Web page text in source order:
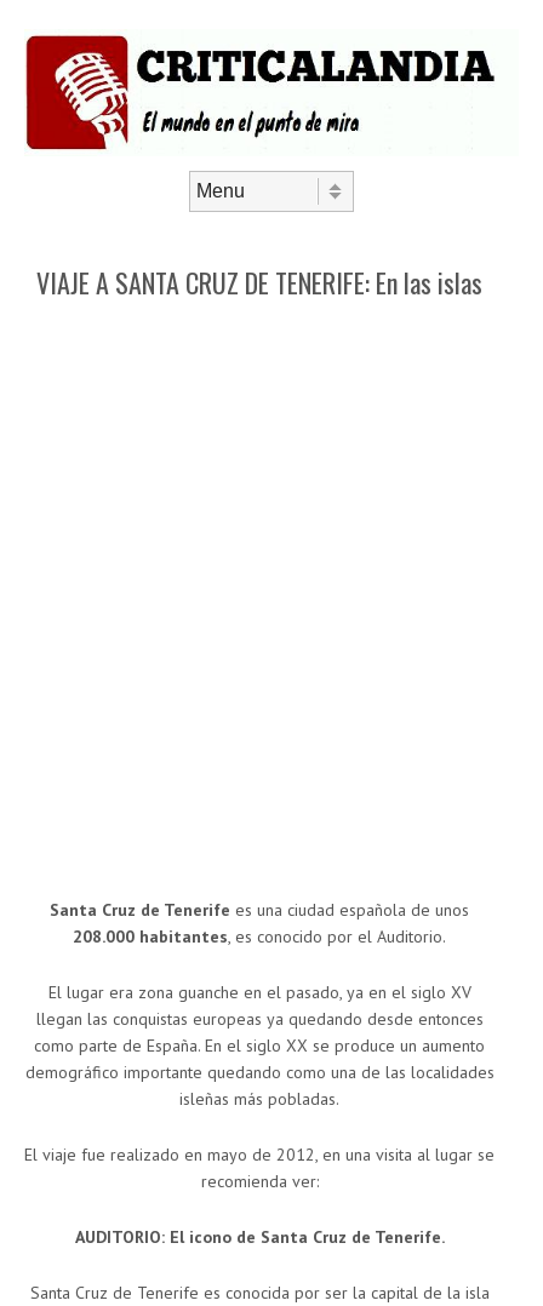
VIAJE A SANTA CRUZ DE TENERIFE: En las islas
Santa Cruz de Tenerife es una ciudad española de unos
208.000 habitantes, es conocido por el Auditorio.
El lugar era zona guanche en el pasado, ya en el siglo XV
llegan las conquistas europeas ya quedando desde entonces
como parte de España. En el siglo XX se produce un aumento
demográfico importante quedando como una de las localidades
isleñas más pobladas.
El viaje fue realizado en mayo de 2012, en una visita al lugar se
recomienda ver:
AUDITORIO: El icono de Santa Cruz de Tenerife.
Santa Cruz de Tenerife es conocida por ser la capital de la isla